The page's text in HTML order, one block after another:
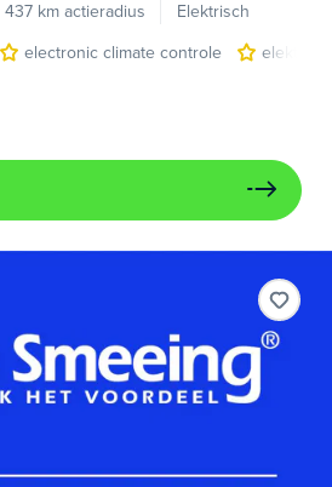
437 km actieradius
Elektrisch
electronic climate controle